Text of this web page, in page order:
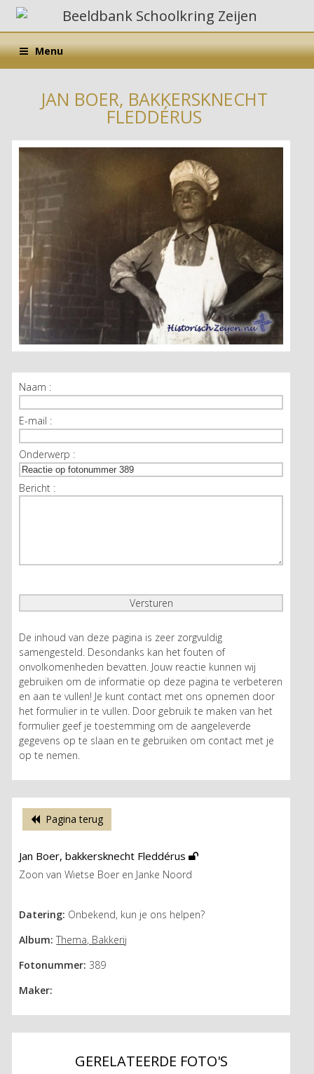
Menu
JAN BOER, BAKKERSKNECHT
FLEDDÉRUS
Naam :
E-mail :
Onderwerp :
Bericht :
De inhoud van deze pagina is zeer zorgvuldig
samengesteld. Desondanks kan het fouten of
onvolkomenheden bevatten. Jouw reactie kunnen wij
gebruiken om de informatie op deze pagina te verbeteren
en aan te vullen! Je kunt contact met ons opnemen door
het formulier in te vullen. Door gebruik te maken van het
formulier geef je toestemming om de aangeleverde
gegevens op te slaan en te gebruiken om contact met je
op te nemen.
Pagina terug
Jan Boer, bakkersknecht Fleddérus
Zoon van Wietse Boer en Janke Noord
Datering: Onbekend, kun je ons helpen?
Album: Thema, Bakkerij
Fotonummer: 389
Maker:
GERELATEERDE FOTO'S